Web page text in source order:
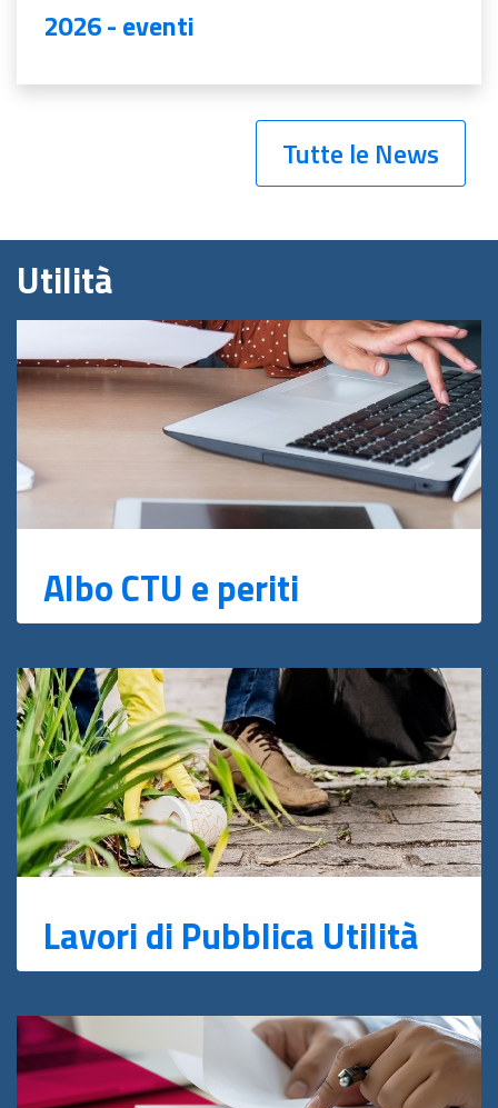
2026 - eventi
Tutte le News
Utilità
Albo CTU e periti
Lavori di Pubblica Utilità